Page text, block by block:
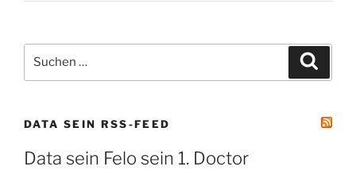
nach:
DATA SEIN RSS-FEED
Data sein Felo sein 1. Doctor